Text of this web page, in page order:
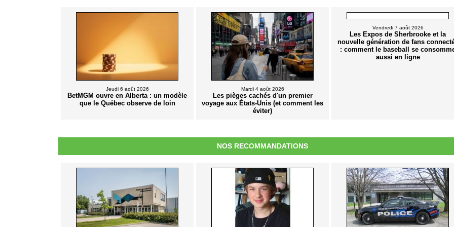
Jeudi 6 août 2026
BetMGM ouvre en Alberta : un modèle
que le Québec observe de loin
Mardi 4 août 2026
Les pièges cachés d'un premier
voyage aux États-Unis (et comment les
éviter)
Vendredi 7 août 2026
Les Expos de Sherbrooke et la
nouvelle génération de fans
: comment le baseball se
aussi en ligne
NOS RECOMMANDATIONS